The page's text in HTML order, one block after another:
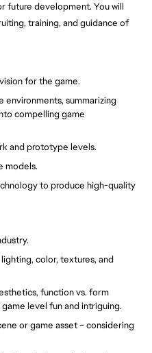
future development. You will
training, and guidance of
for the game.
environments, summarizing
compelling game
and prototype levels.
models.
to produce high-quality
color, textures, and
function vs. form
level fun and intriguing.
or game asset – considering